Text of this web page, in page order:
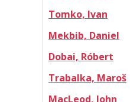
Tomko, Ivan
Mekbib, Daniel
Dobai, Róbert
Trabalka, Maroš
MacLeod, John